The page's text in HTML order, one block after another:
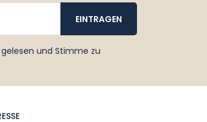
gelesen und Stimme zu